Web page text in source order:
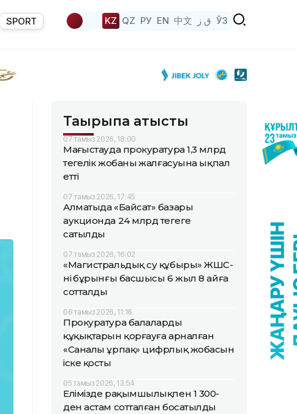
SPORT KZ QZ РУ EN 中文 ق ز ЎЗ
Тақырыпқа қатысты
07 тамыз 2026, 18:00
Маңғыстауда прокуратура 1,3 млрд
теңгелік жобаның жалғасуына ықпал
етті
07 тамыз 2026, 17:45
Алматыда «Байсат» базары
аукционда 24 млрд теңгеге
сатылды
07 тамыз 2026, 16:02
«Магистральдық су құбыры» ЖШС-
нің бұрынғы басшысы 6 жыл 8 айға
сотталды
06 тамыз 2026, 11:16
Прокуратура балалардың
құқықтарын қорғауға арналған
«Саналы ұрпақ» цифрлық жобасын
іске қосты
05 тамыз 2026, 13:54
Елімізде рақымшылықпен 1 300-
ден астам сотталған босатылды